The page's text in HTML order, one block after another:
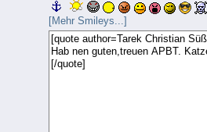
[Mehr Smileys...]